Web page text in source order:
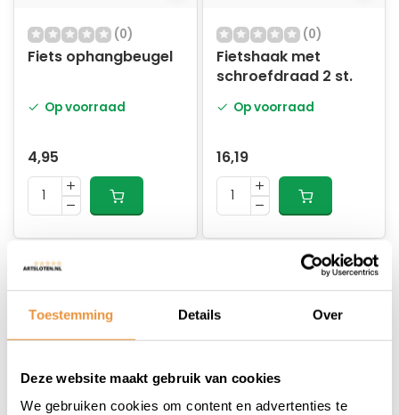
Toestemming Details Over
Deze website maakt gebruik van cookies
We gebruiken cookies om content en advertenties te
(0)
Fiets ophangbeugel
Op voorraad
4,95
(0)
Fietshaak met
schroefdraad 2 st.
Op voorraad
16,19
(1)